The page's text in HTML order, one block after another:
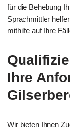
für die Behebung
Sprachmittler
mithilfe auf Ihre
Ihre
Wir bieten Ihnen